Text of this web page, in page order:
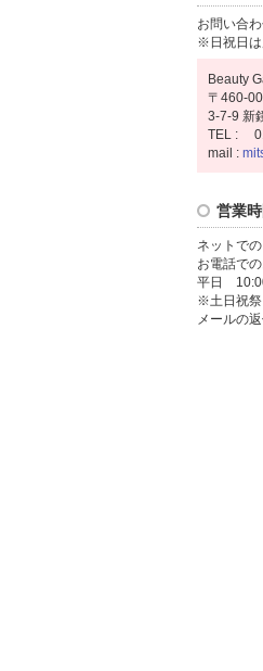
お問い合
※日祝日は
Beauty
〒460-
3-7-9 新
TEL :
mail :
営業
ネットで
お電話で
平日
※土日祝祭
メールの